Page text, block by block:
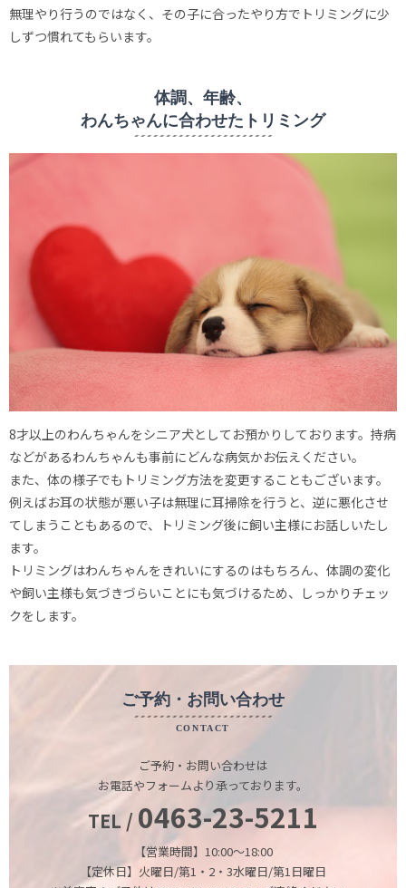
無理やり行うのではなく、その子に合ったやり方でトリミングに少
しずつ慣れてもらいます。
体調、年齢、
わんちゃんに合わせたトリミング
8才以上のわんちゃんをシニア犬としてお預かりしております。持病
などがあるわんちゃんも事前にどんな病気かお伝えください。
また、体の様子でもトリミング方法を変更することもございます。
例えばお耳の状態が悪い子は無理に耳掃除を行うと、逆に悪化させ
てしまうこともあるので、トリミング後に飼い主様にお話しいたし
ます。
トリミングはわんちゃんをきれいにするのはもちろん、体調の変化
や飼い主様も気づきづらいことにも気づけるため、しっかりチェッ
クをします。
ご予約・お問い合わせ
CONTACT
ご予約・お問い合わせは
お電話やフォームより承っております。
TEL / 0463-23-5211
【営業時間】10:00～18:00
【定休日】火曜日/第1・2・3水曜日/第1日曜日